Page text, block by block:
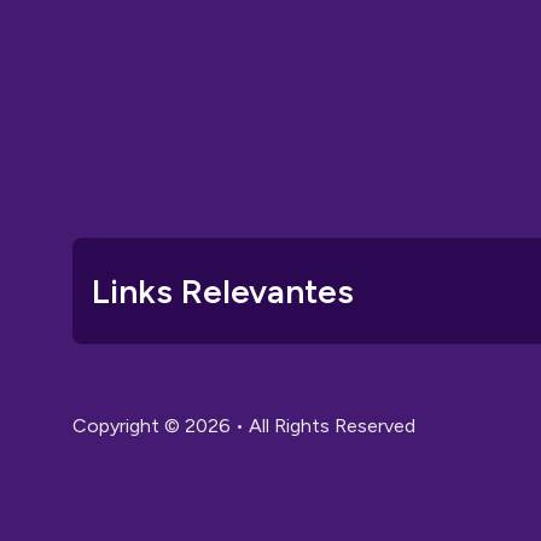
Links Relevantes
Copyright © 2026 • All Rights Reserved